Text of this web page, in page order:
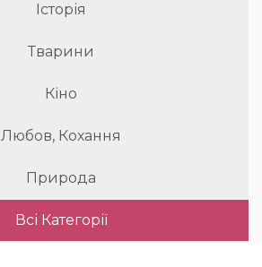
Історія
Тварини
Кіно
Любов, Кохання
Природа
Всі Категорії